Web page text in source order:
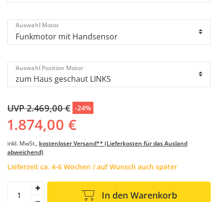
Auswahl Motor
Auswahl Position Motor
UVP 2.469,00 € -24%
1.874,00 €
inkl. MwSt., kostenloser Versand** (Lieferkosten für das Ausland
abweichend)
Lieferzeit ca. 4-6 Wochen / auf Wunsch auch später
In den Warenkorb